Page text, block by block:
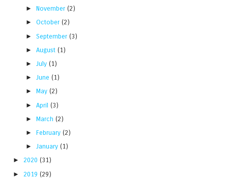
►November (2)
►October (2)
►September (3)
►August (1)
►July (1)
►June (1)
►May (2)
►April (3)
►March (2)
►February (2)
►January (1)
► 2020 (31)
► 2019 (29)